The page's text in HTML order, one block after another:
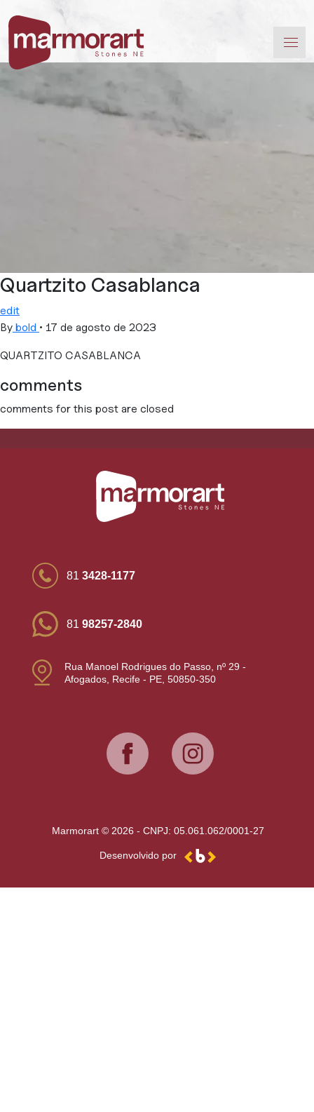
Quartzito Casablanca
edit
By bold • 17 de agosto de 2023
QUARTZITO CASABLANCA
comments
comments for this post are closed
81 3428-1177
81 98257-2840
Rua Manoel Rodrigues do Passo, nº 29 -
Afogados, Recife - PE, 50850-350
Marmorart © 2026 - CNPJ: 05.061.062/0001-27
Desenvolvido por